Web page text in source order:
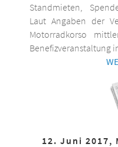
Standmieten,
Laut Angaben der
Motorradkorso
Benefizveranstaltung
12. Juni